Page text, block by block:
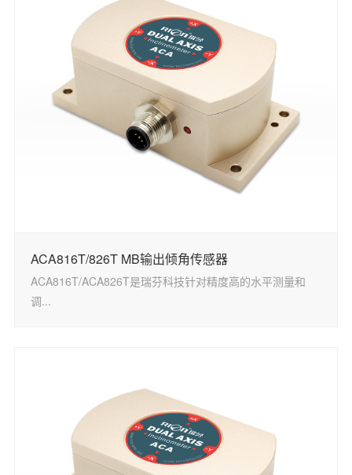
ACA816T/826T MB输出倾角传感器
ACA816T/ACA826T是瑞芬科技针对精度高的水平测量和
调...